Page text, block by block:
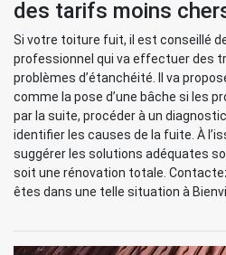
des tarifs moins
Si votre toiture fuit, il est conseillé
professionnel qui va effectuer des
problèmes d’étanchéité. Il va
comme la pose d’une bâche si les
par la suite, procéder à un
identifier les causes de la fuite. À
suggérer les solutions adéquates
soit une rénovation totale.
êtes dans une telle situation à